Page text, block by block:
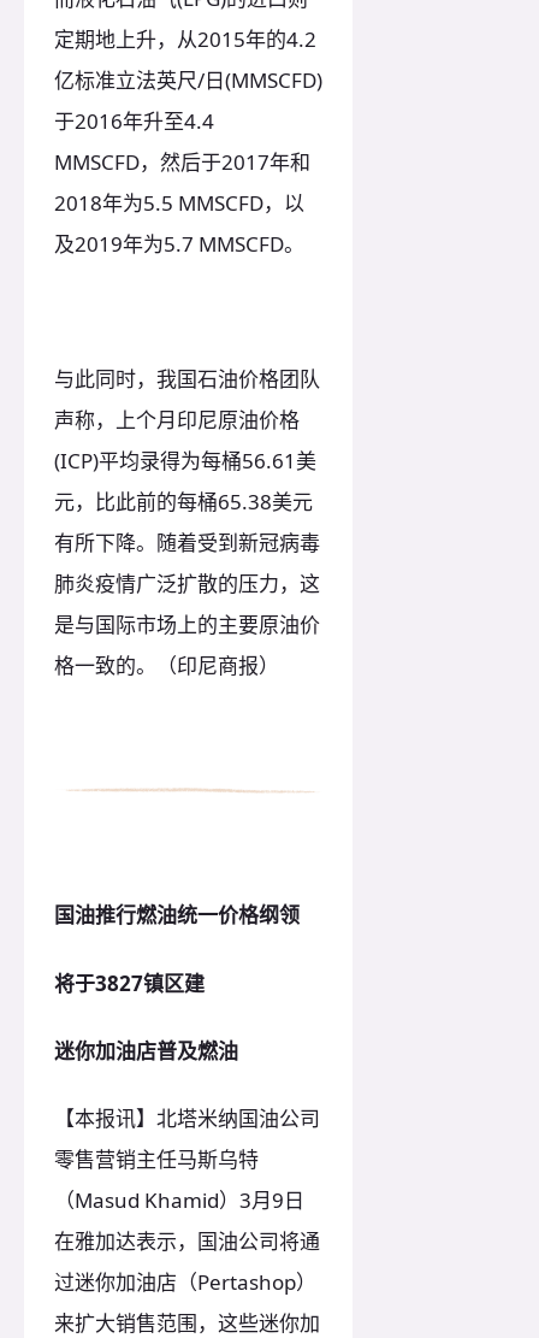
定期地上升，从2015年的4.2
亿标准立法英尺/日(MMSCFD)
于2016年升至4.4
MMSCFD，然后于2017年和
2018年为5.5 MMSCFD，以
及2019年为5.7 MMSCFD。
与此同时，我国石油价格团队
声称，上个月印尼原油价格
(ICP)平均录得为每桶56.61美
元，比此前的每桶65.38美元
有所下降。随着受到新冠病毒
肺炎疫情广泛扩散的压力，这
是与国际市场上的主要原油价
格一致的。（印尼商报）
国油推行燃油统一价格纲领
将于3827镇区建
迷你加油店普及燃油
【本报讯】北塔米纳国油公司
零售营销主任马斯乌特
（Masud Khamid）3月9日
在雅加达表示，国油公司将通
过迷你加油店（Pertashop）
来扩大销售范围，这些迷你加